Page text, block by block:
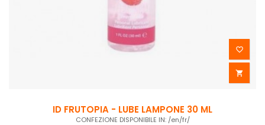


ID FRUTOPIA - LUBE LAMPONE 30 ML
CONFEZIONE DISPONIBILE IN: /en/fr/